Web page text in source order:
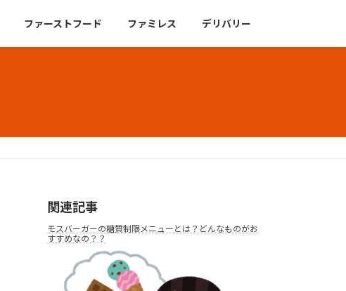
ファーストフード ファミレス デリバリー
関連記事
モスバーガーの糖質制限メニューとは？どんなものがお
すすめなの？？